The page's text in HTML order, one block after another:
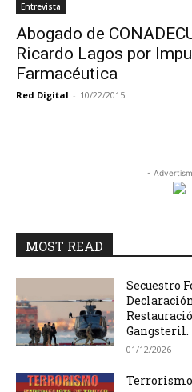
Entrevista
Abogado de
Ricardo Lagos por
Farmacéutica
Red Digital - 10/22/2015
-
MOST READ
Secuestro
Gangsteril.
01/12/2026